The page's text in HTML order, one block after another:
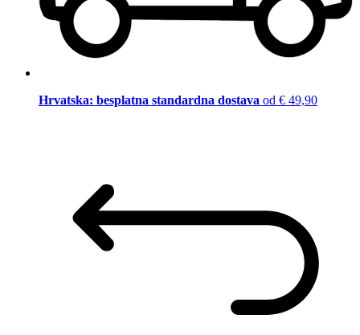
Hrvatska: besplatna standardna dostava od € 49,90